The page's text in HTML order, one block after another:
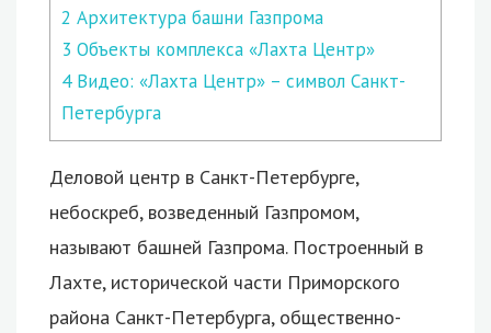
2 Архитектура башни Газпрома
3 Объекты комплекса «Лахта Центр»
4Видео: «Лахта Центр» – символ Санкт-
Петербурга
Деловой центр в Санкт-Петербурге,
небоскреб, возведенный Газпромом,
называют башней Газпрома. Построенный в
Лахте, исторической части Приморского
района Санкт-Петербурга, общественно-